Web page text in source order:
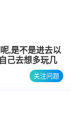
,是不是进去以
己去想多玩几
关注问题